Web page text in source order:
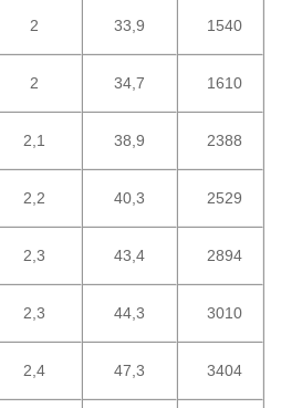
2 33,9 1540
2 34,7 1610
2,1 38,9 2388
2,2 40,3 2529
2,3 43,4 2894
2,3 44,3 3010
2,4 47,3 3404